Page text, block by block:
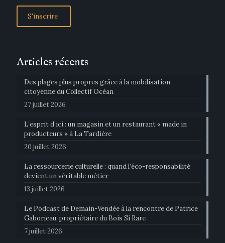
Articles récents
Des plages plus propres grâce à la mobilisation
citoyenne du Collectif Océan
27 juillet 2026
L’esprit d’ici : un magasin et un restaurant « made in
producteurs » à La Tardière
20 juillet 2026
La ressourcerie culturelle : quand l’éco-responsabilité
devient un véritable métier
13 juillet 2026
Le Podcast de Demain-Vendée à la rencontre de Patrice
Gaborieau, propriétaire du Bois Si Rare
7 juillet 2026